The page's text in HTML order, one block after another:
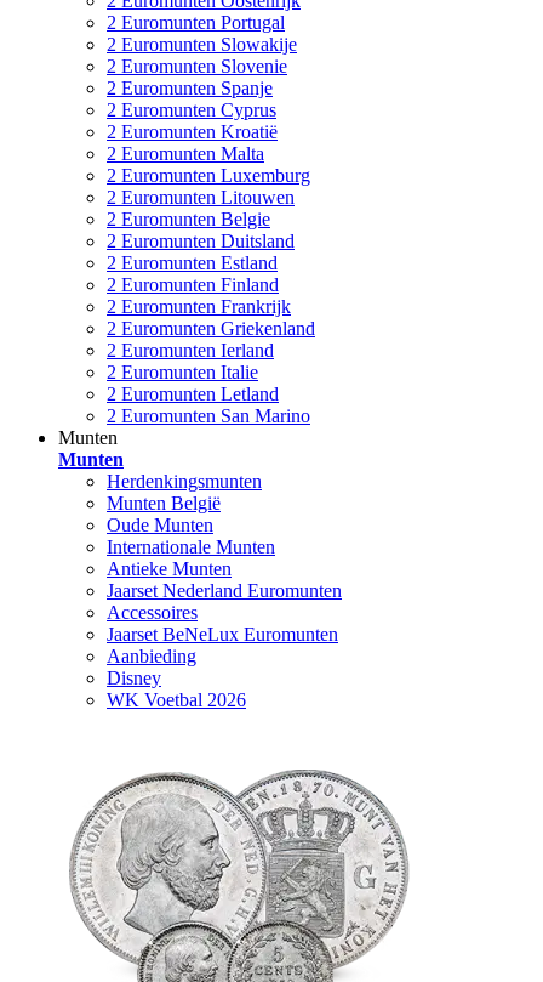
2 Euromunten Portugal
2 Euromunten Slowakije
2 Euromunten Slovenie
2 Euromunten Spanje
2 Euromunten Cyprus
2 Euromunten Kroatië
2 Euromunten Malta
2 Euromunten Luxemburg
2 Euromunten Litouwen
2 Euromunten Belgie
2 Euromunten Duitsland
2 Euromunten Estland
2 Euromunten Finland
2 Euromunten Frankrijk
2 Euromunten Griekenland
2 Euromunten Ierland
2 Euromunten Italie
2 Euromunten Letland
2 Euromunten San Marino
Munten
Munten
Herdenkingsmunten
Munten België
Oude Munten
Internationale Munten
Antieke Munten
Jaarset Nederland Euromunten
Accessoires
Jaarset BeNeLux Euromunten
Aanbieding
Disney
WK Voetbal 2026